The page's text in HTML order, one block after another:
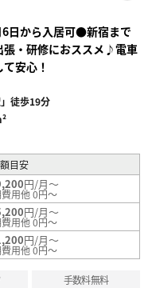
り登
録
日から入居可●新宿まで
張・研修におススメ♪電車
安心！
徒歩19分
目安
円/月～
用他 0円～
円/月～
用他 0円～
円/月～
用他 0円～
手数料無料